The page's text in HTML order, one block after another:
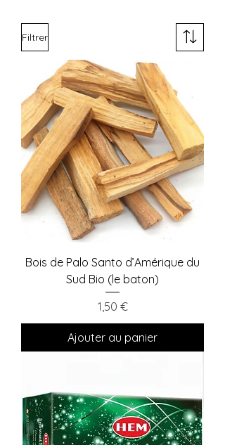
Filtrer
Bois de Palo Santo d’Amérique du
Sud Bio (le baton)
Prix
1,50 €
Ajouter au panier